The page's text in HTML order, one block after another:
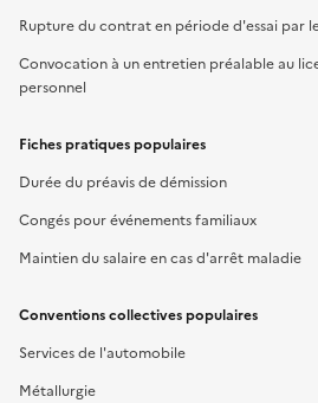
Rupture du contrat en période d'essai par
Convocation à un entretien préalable au
personnel
Fiches pratiques populaires
Durée du préavis de démission
Congés pour événements familiaux
Maintien du salaire en cas d'arrêt maladie
Conventions collectives populaires
Services de l'automobile
Métallurgie